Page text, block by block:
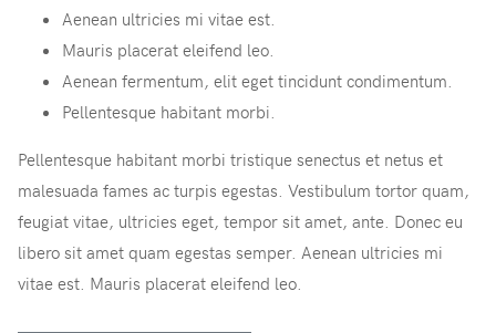
Aenean ultricies mi vitae est.
Mauris placerat eleifend leo.
Aenean fermentum, elit eget tincidunt condimentum.
Pellentesque habitant morbi.
Pellentesque habitant morbi tristique senectus et netus et
malesuada fames ac turpis egestas. Vestibulum tortor quam,
feugiat vitae, ultricies eget, tempor sit amet, ante. Donec eu
libero sit amet quam egestas semper. Aenean ultricies mi
vitae est. Mauris placerat eleifend leo.